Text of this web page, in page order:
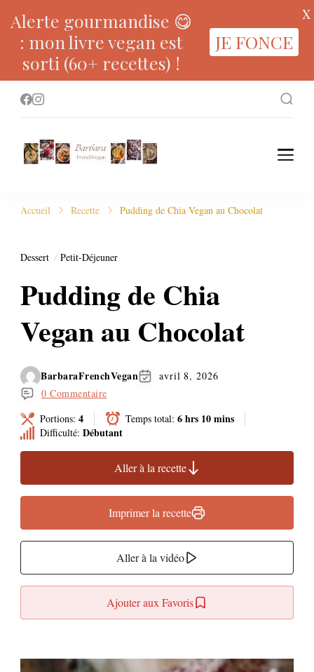
Accueil Recette Pudding de Chia Vegan au Chocolat
Dessert Petit-Déjeuner
Pudding de Chia
Vegan au Chocolat
BarbaraFrenchVegan
avril 8, 2026
0 Commentaire
Portions: 4 Temps total: 6 hrs 10 mins
Difficulté: Débutant
Aller à la recette
Imprimer la recette
Aller à la vidéo
Ajouter aux Favoris
Alerte gourmandise 😋
: mon livre vegan est
sorti (60+ recettes) !
JE FONCE
X